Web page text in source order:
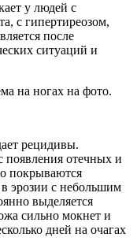
у людей с
с гипертиреозом,
после
ситуаций и
на ногах на фото.
рецидивы.
появления отечных и
покрываются
эрозии с небольшим
выделяется
сильно мокнет и
дней на очагах